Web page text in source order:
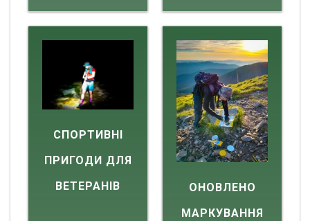
СПОРТИВНІ
ПРИГОДИ ДЛЯ
ВЕТЕРАНІВ
ОНОВЛЕНО
МАРКУВАННЯ